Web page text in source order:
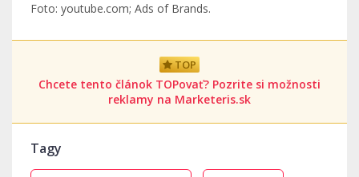
Foto: youtube.com; Ads of Brands.
TOP
Chcete tento článok TOPovať? Pozrite si možnosti
reklamy na Marketeris.sk
Tagy